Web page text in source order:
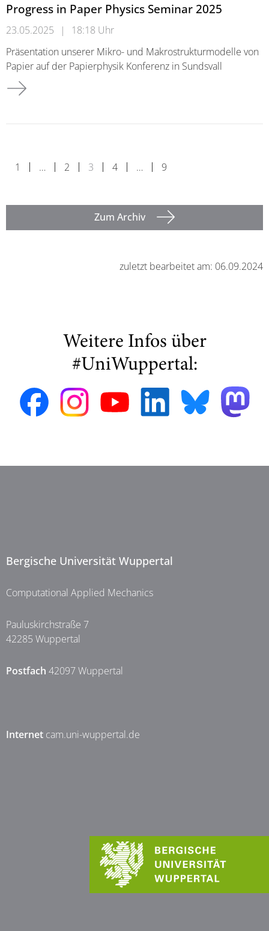
Progress in Paper Physics Seminar 2025
23.05.2025 |
18:18 Uhr
Präsentation unserer Mikro- und Makrostrukturmodelle von
Papier auf der Papierphysik Konferenz in Sundsvall
Progress in Paper Physics Seminar 2025
1 … 2 3 4 … 9
Zum Archiv
zuletzt bearbeitet am: 06.09.2024
Weitere Infos über
#UniWuppertal:
Bergische Universität Wuppertal
Computational Applied Mechanics
Pauluskirchstraße 7
42285 Wuppertal
Postfach 42097 Wuppertal
Internet cam.uni-wuppertal.de